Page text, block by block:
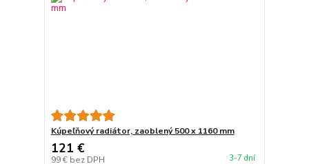
Kúpeľňový radiátor, zaoblený 500 x 1160 mm
121 €
99 € bez DPH 3-7 dní